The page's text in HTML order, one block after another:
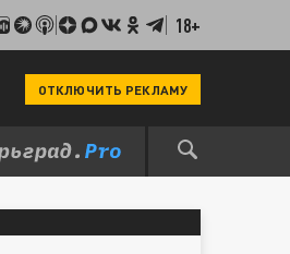
18+
ОТКЛЮЧИТЬ РЕКЛАМУ